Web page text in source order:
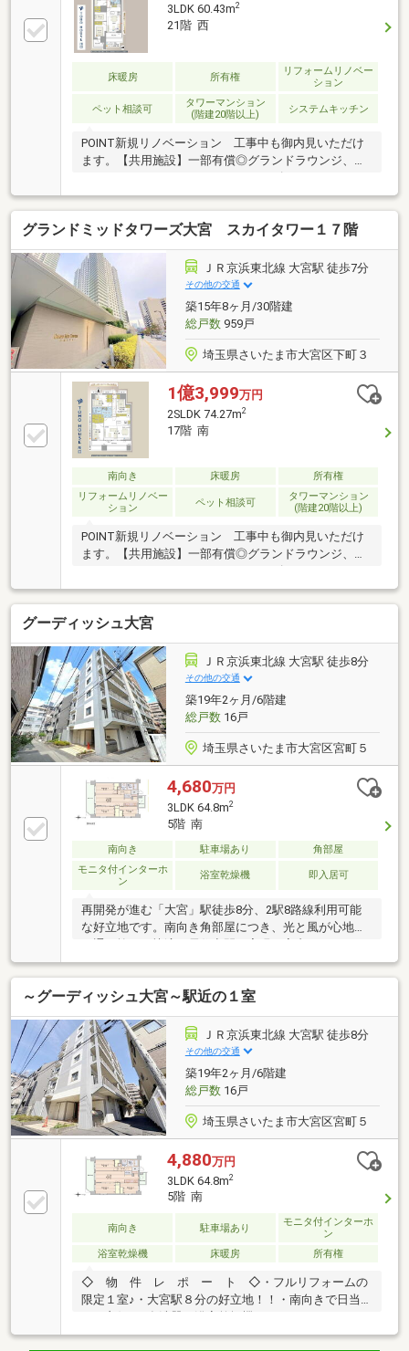
3LDK 60.43m2
21階 西
床暖房 所有権
リフォームリノベー
ション
ペット相談可
タワーマンション
(階建20階以上)
システムキッチン
POINT新規リノベーション 工事中も御内見いただけ
ます。【共用施設】一部有償◎グランドラウンジ、フ
マルチルーム（キッズルーム）、ライブラリー、ゲス
トルーム■各階にゴミ置き場■棟内にコンビニ（朝7時
～夜９時半）、保育施設■コンシェルジュサービス■ペ
ット足洗い場、グルーミングルーム【セキュリティ】
２４時間有人管理、ノンタッチキー、防犯カメラ、ダ
ブルロックオートロック、防犯センサー≪Support≫□
住信SBI代理事業 東宝ハウスフィナンシャル（T.sロー
ン）□365日24時間住まいの駆付けサービス（３年間無
料)
グランドミッドタワーズ大宮 スカイタワー１７階
ＪＲ京浜東北線 大宮駅 徒歩7分
その他の交通
築15年8ヶ月/30階建
総戸数959戸
埼玉県さいたま市大宮区下町３
1億3,999万円
2SLDK 74.27m2
17階 南
南向き 床暖房
所有権
リフォームリノベー
ション
ペット相談可
タワーマンション
(階建20階以上)
POINT新規リノベーション 工事中も御内見いただけ
ます。【共用施設】一部有償◎グランドラウンジ、フ
マルチルーム（キッズルーム）、ライブラリー、ゲス
トルーム■各階にゴミ置き場■棟内にコンビニ（朝7時
～夜９時半）、保育施設■コンシェルジュサービス■ペ
ット足洗い場、グルーミングルーム【セキュリティ】
２４時間有人管理、ノンタッチキー、防犯カメラ、ダ
ブルロックオートロック、防犯センサー≪Support≫□
住信SBI代理事業 東宝ハウスフィナンシャル（T.sロー
ン）□365日24時間住まいの駆付けサービス（３年間無
料)
グーディッシュ大宮
ＪＲ京浜東北線 大宮駅 徒歩8分
その他の交通
築19年2ヶ月/6階建
総戸数16戸
埼玉県さいたま市大宮区宮町５
4,680万円
3LDK 64.8m2
5階 南
南向き 駐車場あり
角部屋
モニタ付インターホ
ン
浴室乾燥機 即入居可
再開発が進む「大宮」駅徒歩8分、2駅8路線利用可能
な好立地です。南向き角部屋につき、光と風が心地よ
く通り抜ける快適な居住空間を実現。室内はシステム
キッチンや1400×1800サイズのゆとりある浴室など、
水回りも含め新規リノベーション済みで快適に生活を
スタートできます。オートロックや宅配ボックスなど
共用設備も充実し、安心で利便性の高い暮らしを提供
します。周辺は買物施設や飲食店が揃う暮らしやすい
環境です。ご内覧・詳細につきましては、ぜひお気軽
にお問い合わせください。
～グーディッシュ大宮～駅近の１室
ＪＲ京浜東北線 大宮駅 徒歩8分
その他の交通
築19年2ヶ月/6階建
総戸数16戸
埼玉県さいたま市大宮区宮町５
4,880万円
3LDK 64.8m2
5階 南
南向き 駐車場あり
モニタ付インターホ
ン
浴室乾燥機
床暖房 所有権
◇ 物 件 レ ポ ー ト ◇・フルリフォームの
限定１室♪・大宮駅８分の好立地！！・南向きで日当
トロックなどの充実した設備。・全室収納・洗面室収